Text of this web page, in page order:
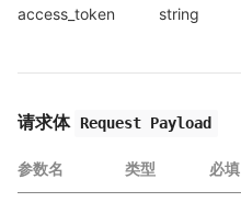
access_token string
请求体 Request Payload
参数名 类型 必填